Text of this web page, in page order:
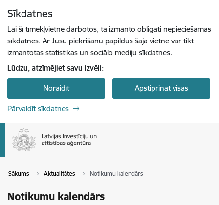
Sīkdatnes
Lai šī tīmekļvietne darbotos, tā izmanto obligāti nepieciešamās
sīkdatnes. Ar Jūsu piekrišanu papildus šajā vietnē var tikt
izmantotas statistikas un sociālo mediju sīkdatnes.
Lūdzu, atzīmējiet savu izvēli:
Noraidīt Apstiprināt visas
Pārvaldīt sīkdatnes
Sākums Aktualitātes Notikumu kalendārs
Notikumu kalendārs